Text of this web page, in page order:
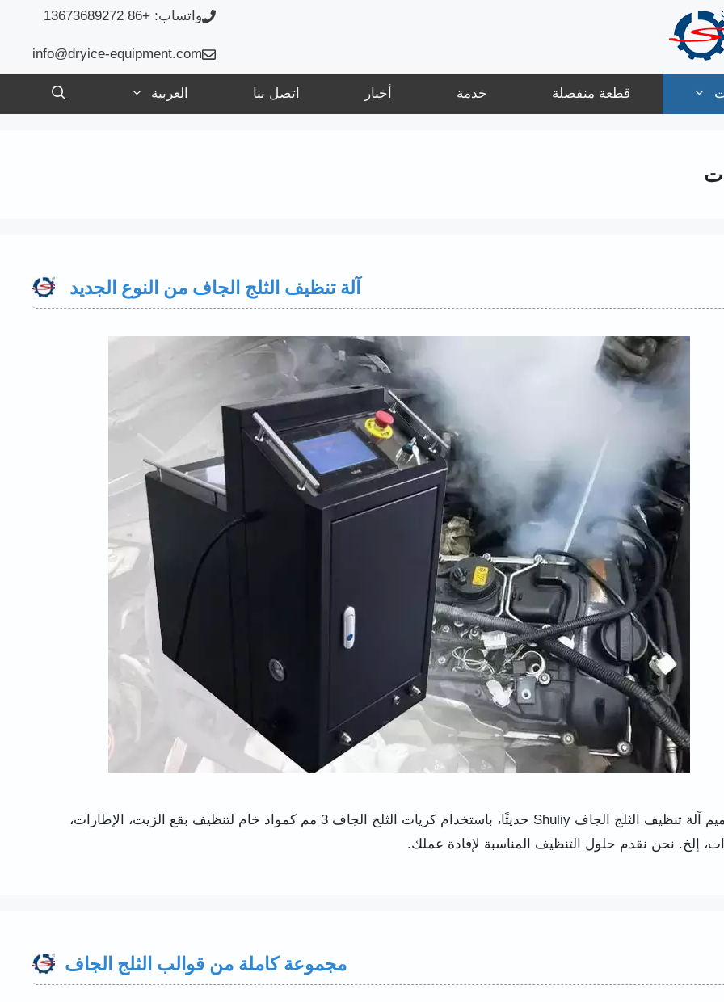
واتساب: +86 13673689272
info@dryice-equipment.com
قطعة منفصلة خدمة أخبار اتصل بنا العربية
آلة تنظيف الثلج الجاف من النوع الجديد
تم تصميم آلة تنظيف الثلج الجاف Shuliy حديثًا، باستخدام كريات الثلج الجاف 3 مم كمواد خام لتنظيف بقع الزيت، الإطارات،
إلخ. نحن نقدم حلول التنظيف المناسبة لإفادة عملك.
مجموعة كاملة من قوالب الثلج الجاف